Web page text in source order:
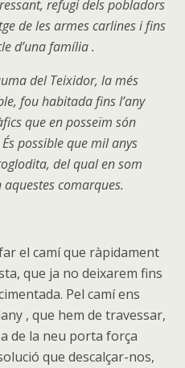
refugi dels pobladors
de les armes carlines i fins
d’una família .
del Teixidor, la més
fou habitada fins l’any
que en posseïm són
possible que mil anys
del qual en som
comarques.
el camí que ràpidament
que ja no deixarem fins
Pel camí ens
, que hem de travessar,
de la neu porta força
que descalçar-nos,